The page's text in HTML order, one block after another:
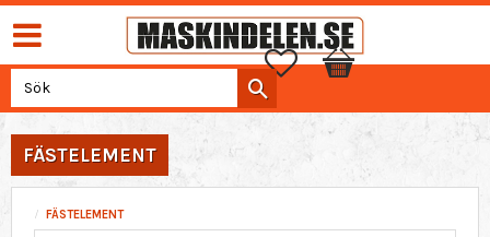
Favoriter
Kundvagn
FÄSTELEMENT
FÄSTELEMENT